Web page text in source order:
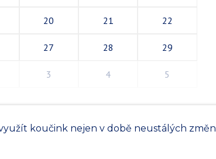
20 21 22
27 28 29
3 4 5
koučink nejen v době neustálých změn